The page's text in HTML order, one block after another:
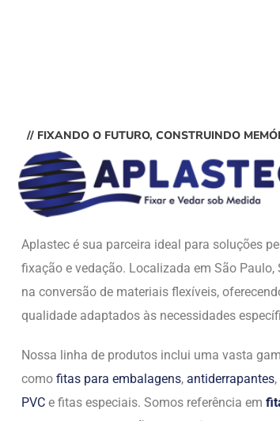
// FIXANDO O FUTURO, CONSTRUINDO
Aplastec é sua parceira ideal para soluções
fixação e vedação. Localizada em São Paulo,
na conversão de materiais flexíveis,
qualidade adaptados às necessidades
Nossa linha de produtos inclui uma vasta
como fitas para embalagens, antiderrapantes,
PVC e fitas especiais. Somos referência em